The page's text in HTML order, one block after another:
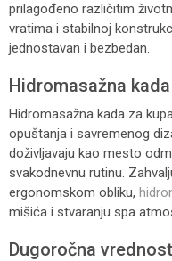
prilagođeno različitim
vratima i stabilnoj
jednostavan i bezbedan.
Hidromasažna
Hidromasažna kada za
opuštanja i savremenog
doživljavaju kao mesto
svakodnevnu rutinu.
ergonomskom obliku,
mišića i stvaranju spa
Dugoročna